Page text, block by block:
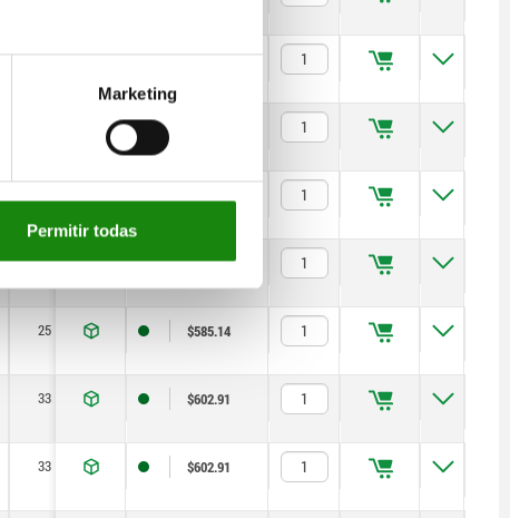
Marketing
Permitir todas
25 19,2 36,8$585.14
19,2
25 19,2 51,8$585.14
25 56,8$585.14
33 27,8$602.91
33 32,8$602.91